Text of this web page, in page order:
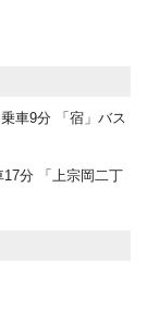
車9分 「宿」バス
分 「上宗岡二丁